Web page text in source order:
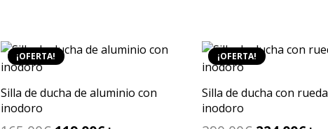
¡OFERTA!
Silla de ducha de aluminio con
inodoro
¡OFERTA!
Silla de ducha con
inodoro